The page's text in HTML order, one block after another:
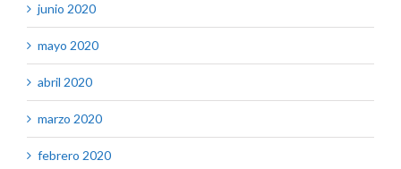
junio 2020
mayo 2020
abril 2020
marzo 2020
febrero 2020